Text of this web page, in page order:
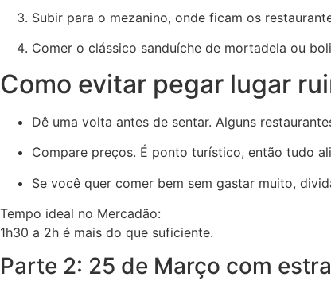
Subir para o mezanino, onde ficam os
Comer o clássico sanduíche de mortadela ou
Como evitar pegar lugar
Dê uma volta antes de sentar. Alguns
Compare preços. É ponto turístico, então tudo
Se você quer comer bem sem gastar muito,
Tempo ideal no Mercadão:
1h30 a 2h é mais do que suficiente.
Parte 2: 25 de Março com